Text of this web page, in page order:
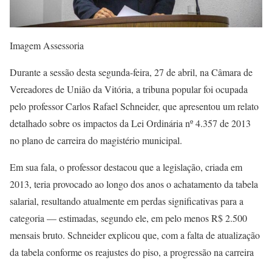
Imagem Assessoria
Durante a sessão desta segunda-feira, 27 de abril, na Câmara de
Vereadores de União da Vitória, a tribuna popular foi ocupada
pelo professor Carlos Rafael Schneider, que apresentou um relato
detalhado sobre os impactos da Lei Ordinária nº 4.357 de 2013
no plano de carreira do magistério municipal.
Em sua fala, o professor destacou que a legislação, criada em
2013, teria provocado ao longo dos anos o achatamento da tabela
salarial, resultando atualmente em perdas significativas para a
categoria — estimadas, segundo ele, em pelo menos R$ 2.500
mensais bruto. Schneider explicou que, com a falta de atualização
da tabela conforme os reajustes do piso, a progressão na carreira